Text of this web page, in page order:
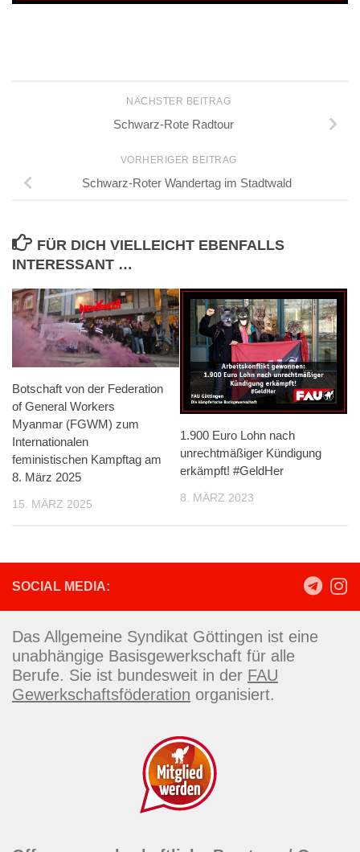
NÄCHSTER BEITRAG
Schwarz-Rote Radtour
VORHERIGER BEITRAG
Schwarz-Roter Wandertag im Stadtwald
FÜR DICH VIELLEICHT EBENFALLS
INTERESSANT …
Botschaft von der Federation
of General Workers
Myanmar (FGWM) zum
Internationalen
feministischen Kampftag am
8. März 2025
15. MÄRZ 2025
1.900 Euro Lohn nach
unrechtmäßiger Kündigung
erkämpft! #GeldHer
8. MÄRZ 2023
SOCIAL MEDIA:
Das Allgemeine Syndikat Göttingen ist eine
unabhängige Basisgewerkschaft für alle
Berufe. Sie ist bundesweit in der FAU
Gewerkschaftsföderation organisiert.